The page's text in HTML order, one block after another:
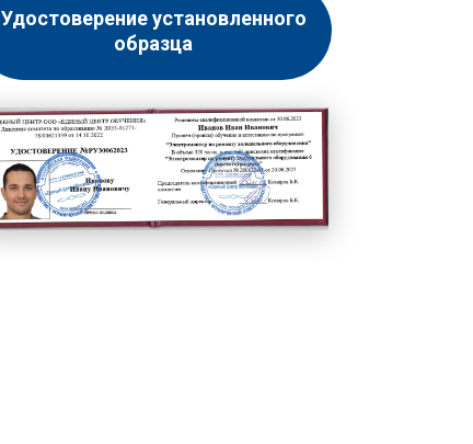
Удостоверение установленного
образца